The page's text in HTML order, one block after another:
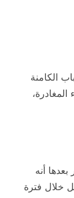
الكامنة
أنه
خلال فترة